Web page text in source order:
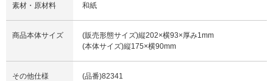
素材・原材料 和紙
商品本体サイズ
(販売形態サイズ)縦202×横93×厚み1mm
(本体サイズ)縦175×横90mm
その他仕様 (品番)82341